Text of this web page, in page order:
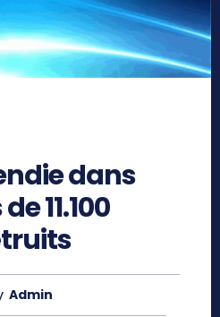
dans
11.100
Admin